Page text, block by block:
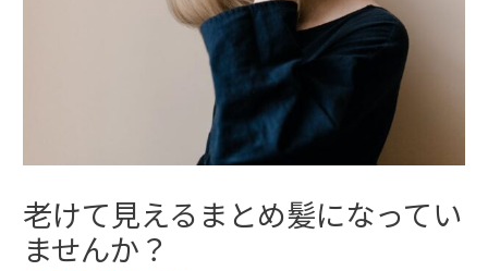
老けて見えるまとめ髪になってい
ませんか？